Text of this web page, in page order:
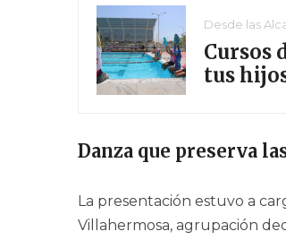
Desde las
Cursos
tus
Danza que preserva
La presentación estuvo a
Villahermosa, agrupación